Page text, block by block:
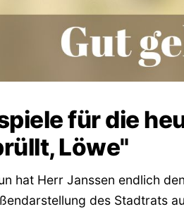
für die
Löwe"
hat Herr Janssen endlich
des Stadtrats